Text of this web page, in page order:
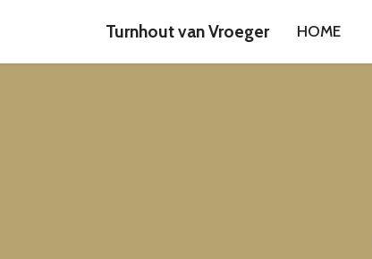
Turnhout van Vroeger HOME